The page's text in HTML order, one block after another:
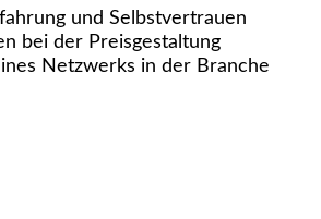
und Selbstvertrauen
bei der Preisgestaltung
Netzwerks in der Branche